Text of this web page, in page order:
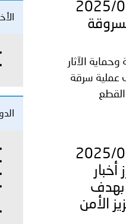
2026/08/05 م - الشرطة الفلسطينية والكلية
والإرشاد المجتمعي..
2026/08/05 م - شرطة أبوظبي تحذر من زيادة
2026/08/05 م - شرطة أبوظبي تطلع وفد
2026/08/05 م - شرطة أبوظبي تنظم حملة
الموافق 2025/09/01
الآثار
عملية سرقة
الموافق 2025/08/31
بهدف
الأمن